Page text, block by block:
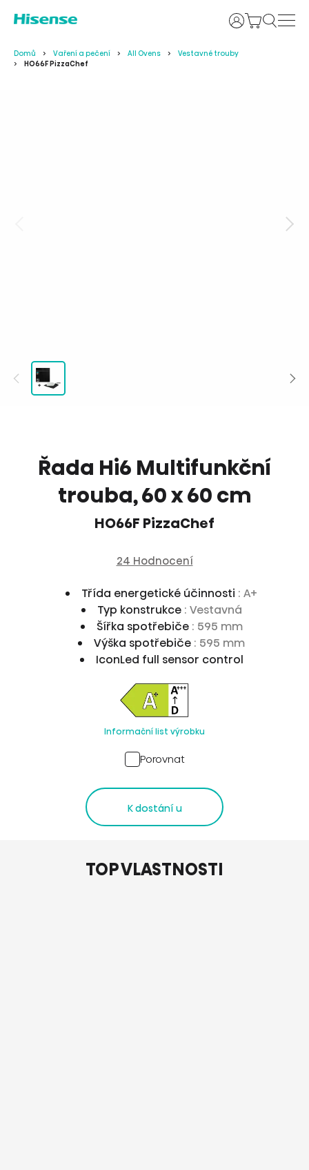
Uživatelské
Domů Vaření a pečení All Ovens
Vestavné trouby
HO66F PizzaChef
Řada Hi6 Multifunkční
trouba, 60 x 60 cm
HO66F PizzaChef
24 Hodnocení
Třída energetické účinnosti : A+
Typ konstrukce : Vestavná
Šířka spotřebiče : 595 mm
Výška spotřebiče : 595 mm
IconLed full sensor control
Informační list výrobku
Porovnat
K dostání u
TOP VLASTNOSTI